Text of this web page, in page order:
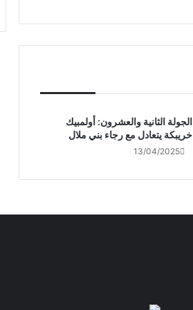
الجولة الثانية والعشرون: أولمبيك
خريبكة يتعادل مع رجاء بني ملال
13/04/2025